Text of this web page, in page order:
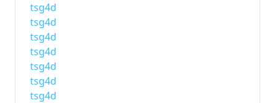
tsg4d
tsg4d
tsg4d
tsg4d
tsg4d
tsg4d
tsg4d